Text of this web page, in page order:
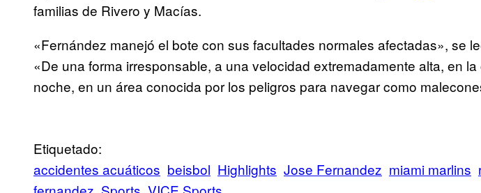
familias de Rivero y Macías.
«Fernández manejó el bote con sus facultades normales afectadas», se
«De una forma irresponsable, a una velocidad extremadamente alta, en
noche, en un área conocida por los peligros para navegar como
Etiquetado:
accidentes acuáticos beisbol Highlights Jose Fernandez miami marlins